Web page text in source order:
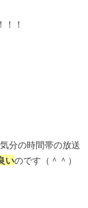
！！
分の時間帯の放送
いのです（＾＾）